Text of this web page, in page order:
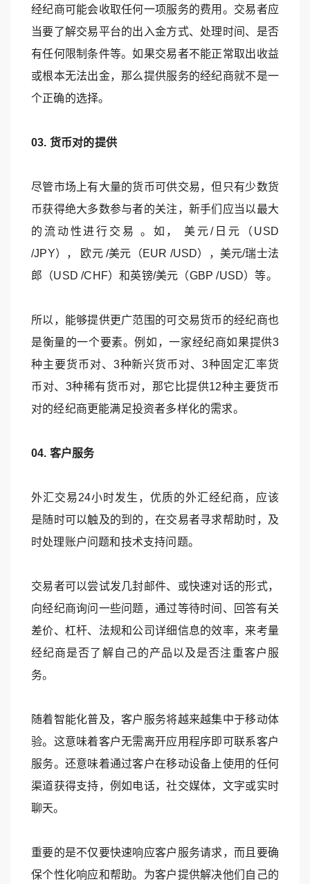
经纪商可能会收取任何一项服务的费用。交易者应
当要了解交易平台的出入金方式、处理时间、是否
有任何限制条件等。如果交易者不能正常取出收益
或根本无法出金，那么提供服务的经纪商就不是一
个正确的选择。
03. 货币对的提供
尽管市场上有大量的货币可供交易，但只有少数货
币获得绝大多数参与者的关注，新手们应当以最大
的流动性进行交易 。如， 美元/日元（USD
/JPY）， 欧元 /美元（EUR /USD），美元/瑞士法
郎（USD /CHF）和英镑/美元（GBP /USD）等。
所以，能够提供更广范围的可交易货币的经纪商也
是衡量的一个要素。例如，一家经纪商如果提供3
种主要货币对、3种新兴货币对、3种固定汇率货
币对、3种稀有货币对，那它比提供12种主要货币
对的经纪商更能满足投资者多样化的需求。
04. 客户服务
外汇交易24小时发生，优质的外汇经纪商，应该
是随时可以触及的到的，在交易者寻求帮助时，及
时处理账户问题和技术支持问题。
交易者可以尝试发几封邮件、或快速对话的形式，
向经纪商询问一些问题，通过等待时间、回答有关
差价、杠杆、法规和公司详细信息的效率，来考量
经纪商是否了解自己的产品以及是否注重客户服
务。
随着智能化普及，客户服务将越来越集中于移动体
验。这意味着客户无需离开应用程序即可联系客户
服务。还意味着通过客户在移动设备上使用的任何
渠道获得支持，例如电话，社交媒体，文字或实时
聊天。
重要的是不仅要快速响应客户服务请求，而且要确
保个性化响应和帮助。为客户提供解决他们自己的